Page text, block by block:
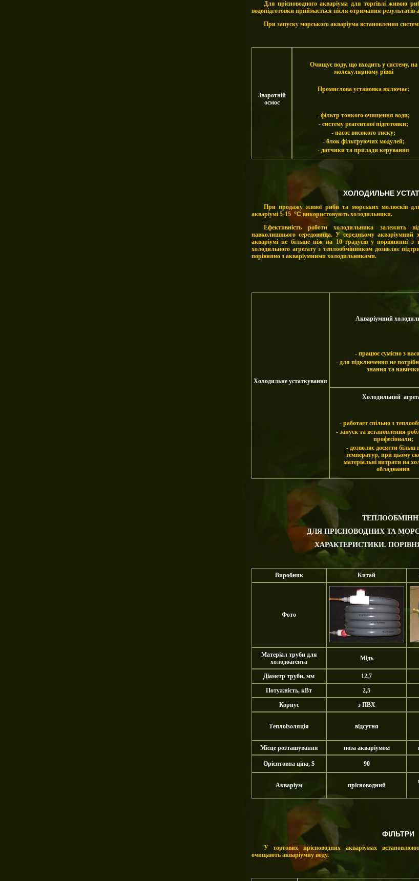
Для прісноводного акваріума для торгівлі живою
водопідготовки приймається після отримання результатів
При запуску морського акваріума встановлення
Зворотній
осмос
Очищує воду, що входить у систему, на
молекулярному рівні
Промислова установка включає:
- фільтр тонкого очищення води;
- систему реагентної підготовки;
- насос високого тиску;
- блок фільтруючих модулей;
- датчики та прилади керування
ХОЛОДИЛЬНЕ
При продажу живої риби та морських молюсків
акваріумі 5-15 °С використовують холодильники.
Ефективність роботи холодильника залежить
навколишнього середовища. У середньому акваріумний
акваріумі не більше ніж на 10 градусів у порівнянні
холодильного агрегату з теплообмінником дозволяє
порівняно з акваріумними холодильниками.
Холодильне устаткування
Акваріумний
- працює сумісно з
- для підключення не
знання та
Холодильний
- работает спільно з
- запуск та встановлення
професіонали;
- дозволяє досягти більш
температур, при цьому
матеріальні витрати на
обладнання
ДЛЯ ПРІСНОВОДНИХ ТА
ХАРАКТЕРИСТИКИ.
Виробник Китай
Фото
Матеріал труби для
холодоагента
Мідь
Діаметр труби, мм 12,7
Потужність, кВт
2,5
Корпус
з ПВХ
Теплоізоляція відсутня
Місце розташування
поза акваріумом
Орієнтовна ціна, $ 90
Акваріум прісноводний
ФІЛЬТРИ
У торгових прісноводних акваріумах
очищають акваріумну воду.